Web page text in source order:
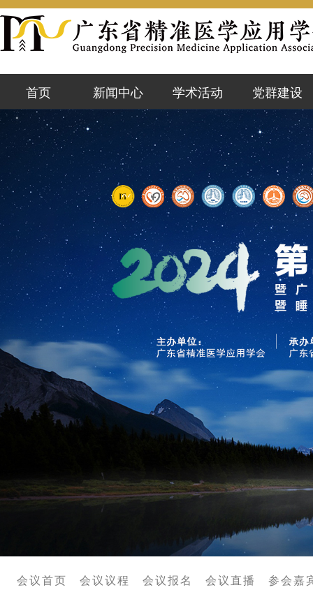
首页 新闻中心
学会动态
会员风采
行业前沿
通知公告
政策文件
警示台
学术活动
活动预告
既往活动
精准云课堂
知网专栏
优秀论文
党群建设
党群资讯
党课学习
党内公示
加入学会 学会简介 学会领导 章程制度
个人会员
会议首页 会议议程 会议报名 会议直播 参会嘉